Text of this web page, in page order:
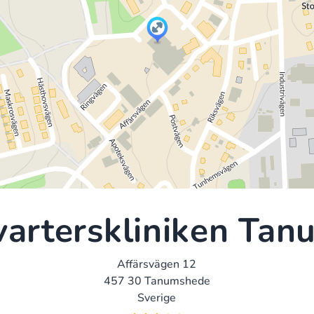
Affärsvägen 12
457 30 Tanumshede
Sverige